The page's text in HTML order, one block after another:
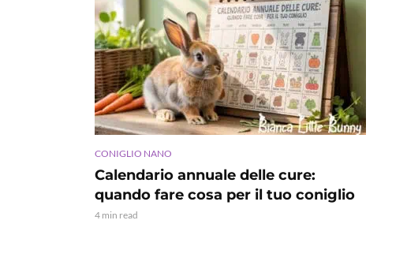
CONIGLIO NANO
Calendario annuale delle cure:
quando fare cosa per il tuo coniglio
4 min read